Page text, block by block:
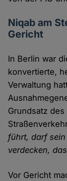
Niqab am
Gericht
In Berlin war
konvertierte,
Verwaltung
Grundsatz
führt, darf
verdecken,
Vor Gericht